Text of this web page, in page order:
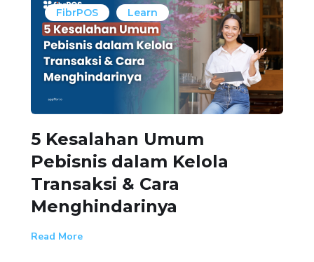
FibrPOS
Cara Memulai Usaha
Sampingan Tanpa Modal
Besar
Read More